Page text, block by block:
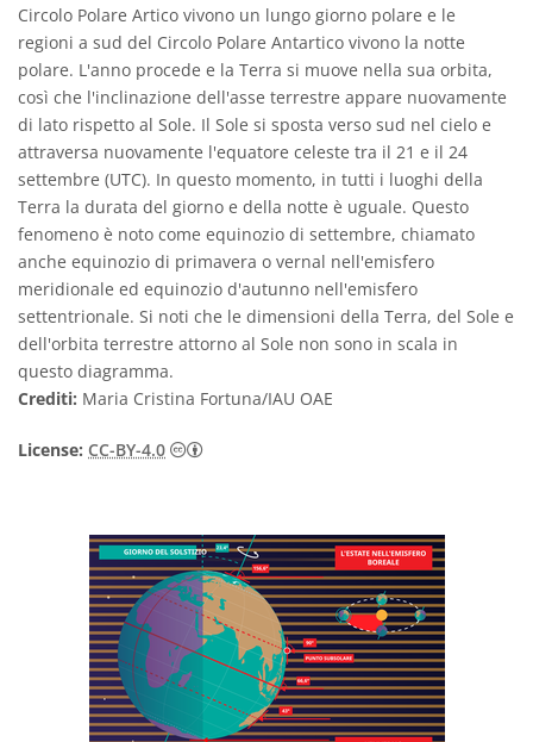
Circolo Polare Artico vivono un lungo giorno polare e le
regioni a sud del Circolo Polare Antartico vivono la notte
polare. L'anno procede e la Terra si muove nella sua orbita,
così che l'inclinazione dell'asse terrestre appare nuovamente
di lato rispetto al Sole. Il Sole si sposta verso sud nel cielo e
attraversa nuovamente l'equatore celeste tra il 21 e il 24
settembre (UTC). In questo momento, in tutti i luoghi della
Terra la durata del giorno e della notte è uguale. Questo
fenomeno è noto come equinozio di settembre, chiamato
anche equinozio di primavera o vernal nell'emisfero
meridionale ed equinozio d'autunno nell'emisfero
settentrionale. Si noti che le dimensioni della Terra, del Sole e
dell'orbita terrestre attorno al Sole non sono in scala in
questo diagramma.
Crediti: Maria Cristina Fortuna/IAU OAE
License: CC-BY-4.0 Creative Commons Attribuzione 4.0